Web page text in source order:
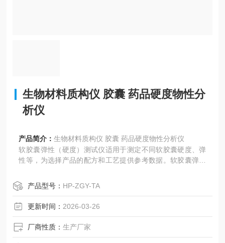
生物材料质构仪 胶囊 药品硬度物性分
析仪
产品简介：生物材料质构仪 胶囊 药品硬度物性分析仪
软胶囊弹性（硬度）测试仪适用于测定不同软胶囊硬度、弹
性等，为选择产品的配方和工艺提供参考数据。软胶囊弹性
产品型号： HP-ZGY-TA
更新时间： 2026-03-26
厂商性质：生产厂家